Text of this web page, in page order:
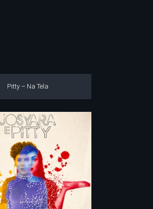
Pitty – Na Tela